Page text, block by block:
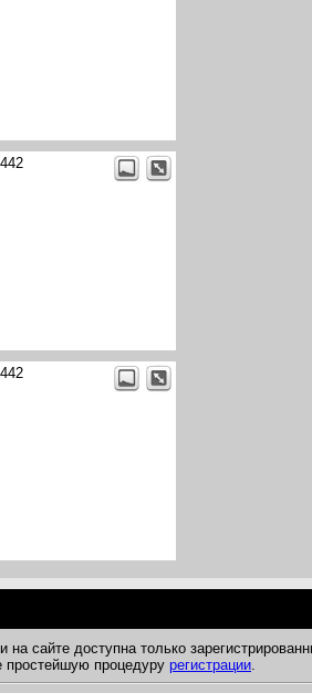
сайте доступна только
простейшую процедуру регистрации.